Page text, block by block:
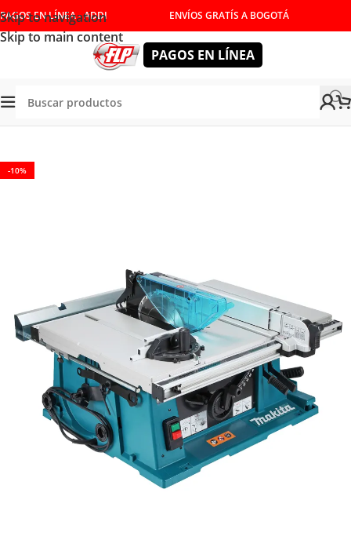
Skip to navigation
Skip to main content
PAGOS EN LÍNEA - ADDI ENVÍOS GRATÍS A BOGOTÁ
PAGOS EN LÍNEA
Tienda/HERRAMIENTAS ELÉCTRICAS
-10%